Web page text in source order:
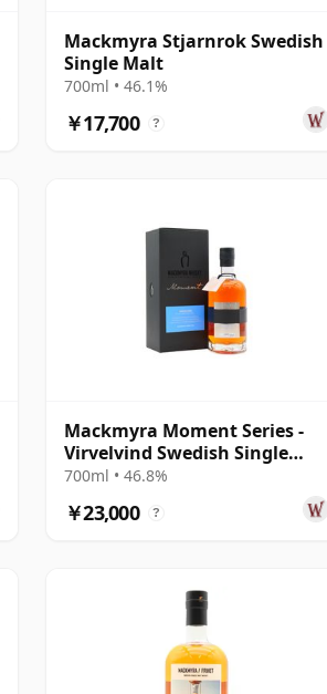
Mackmyra Stjarnrok Swedish
Single Malt
700ml • 46.1%
￥17,700 ?
Mackmyra Moment Series -
Virvelvind Swedish Single
Malt
700ml • 46.8%
￥23,000 ?